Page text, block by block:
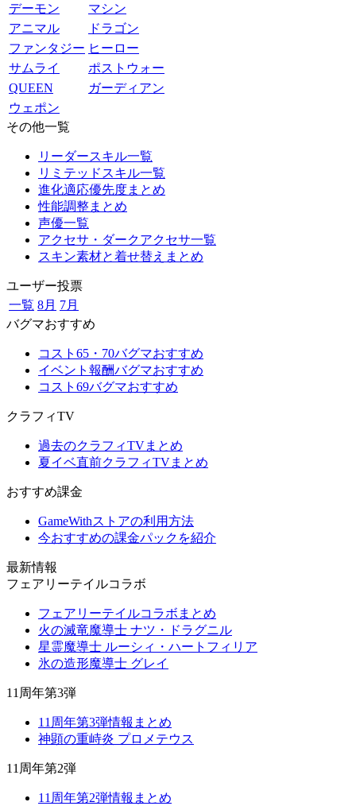
デーモン
マシン
アニマル
ドラゴン
ファンタジー ヒーロー
サムライ
ポストウォー
QUEEN
ガーディアン
ウェポン
その他一覧
リーダースキル一覧
リミテッドスキル一覧
進化適応優先度まとめ
性能調整まとめ
声優一覧
アクセサ・ダークアクセサ一覧
スキン素材と着せ替えまとめ
ユーザー投票
一覧 8月 7月
バグマおすすめ
コスト65・70バグマおすすめ
イベント報酬バグマおすすめ
コスト69バグマおすすめ
クラフィTV
過去のクラフィTVまとめ
夏イベ直前クラフィTVまとめ
おすすめ課金
GameWithストアの利用方法
今おすすめの課金パックを紹介
最新情報
フェアリーテイルコラボ
フェアリーテイルコラボまとめ
火の滅竜魔導士 ナツ・ドラグニル
星霊魔導士 ルーシィ・ハートフィリア
氷の造形魔導士 グレイ
11周年第3弾
11周年第3弾情報まとめ
神顕の重峙炎 プロメテウス
11周年第2弾
11周年第2弾情報まとめ